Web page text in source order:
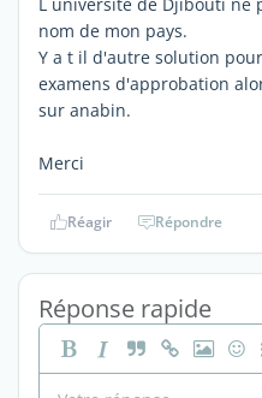
nom de mon pays.
Y a t il d'autre solution
examens d'approbation
sur anabin.
Merci
Réagir Répondre
Réponse rapide